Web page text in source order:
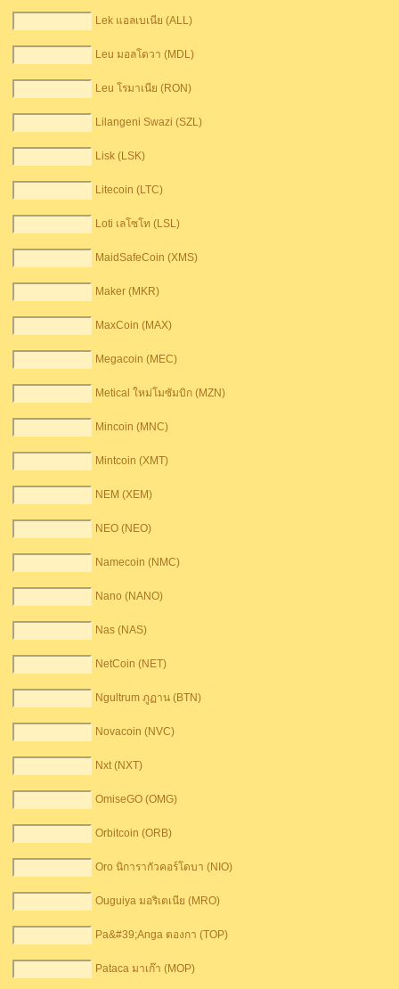
Lek แอลเบเนีย (ALL)
Leu มอลโดวา (MDL)
Leu โรมาเนีย (RON)
Lilangeni Swazi (SZL)
Lisk (LSK)
Litecoin (LTC)
Loti เลโซโท (LSL)
MaidSafeCoin (XMS)
Maker (MKR)
MaxCoin (MAX)
Megacoin (MEC)
Metical ใหม่โมซัมบิก (MZN)
Mincoin (MNC)
Mintcoin (XMT)
NEM (XEM)
NEO (NEO)
Namecoin (NMC)
Nano (NANO)
Nas (NAS)
NetCoin (NET)
Ngultrum ภูฏาน (BTN)
Novacoin (NVC)
Nxt (NXT)
OmiseGO (OMG)
Orbitcoin (ORB)
Oro นิการากัวคอร์โดบา (NIO)
Ouguiya มอริเตเนีย (MRO)
Pa&#39;Anga ตอ​​งกา (TOP)
Pataca มาเก๊า (MOP)